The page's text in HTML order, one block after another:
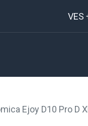
VES
Ejoy D10 Pro D